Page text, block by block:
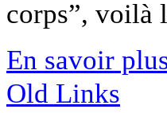
corps”, voilà
En savoir
Old Links